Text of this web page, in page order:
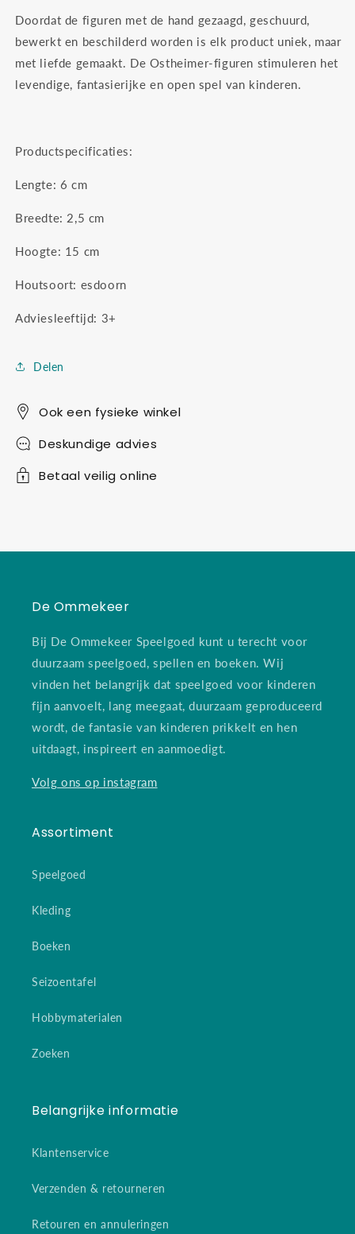
Doordat de figuren met de hand gezaagd, geschuurd,
bewerkt en beschilderd worden is elk product uniek, maar
met liefde gemaakt. De Ostheimer-figuren stimuleren het
levendige, fantasierijke en open spel van kinderen.
Productspecificaties:
Lengte: 6 cm
Breedte: 2,5 cm
Hoogte: 15 cm
Houtsoort: esdoorn
Adviesleeftijd: 3+
Delen
Ook een fysieke winkel
Deskundige advies
Betaal veilig online
De Ommekeer
Bij De Ommekeer Speelgoed kunt u terecht voor
duurzaam speelgoed, spellen en boeken. Wij
vinden het belangrijk dat speelgoed voor kinderen
fijn aanvoelt, lang meegaat, duurzaam geproduceerd
wordt, de fantasie van kinderen prikkelt en hen
uitdaagt, inspireert en aanmoedigt.
Volg ons op instagram
Assortiment
Speelgoed
Kleding
Boeken
Seizoentafel
Hobbymaterialen
Zoeken
Belangrijke informatie
Klantenservice
Verzenden & retourneren
Retouren en annuleringen